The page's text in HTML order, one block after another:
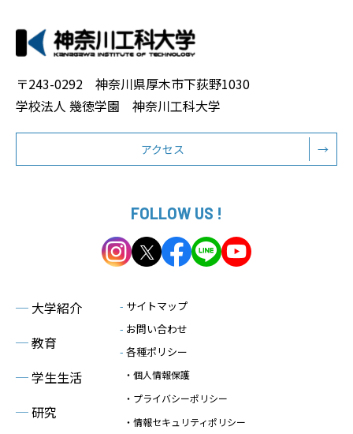
〒243-0292 神奈川県厚木市下荻野1030
学校法人 幾徳学園 神奈川工科大学
アクセス →
FOLLOW US !
─ 大学紹介
─教育
─学生生活
─研究
- サイトマップ
- お問い合わせ
- 各種ポリシー
・個人情報保護
・プライバシーポリシー
・情報セキュリティポリシー